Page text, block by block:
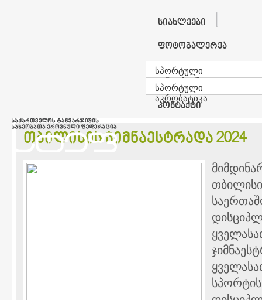
სიახლეები
ფოტოგალერეა
სპორტული
ტანვარჯიში
სპორტული
აკრობატიკა
კონტაქტი
თბილისის ჯიმნაესტრადა 2024
თბილისი